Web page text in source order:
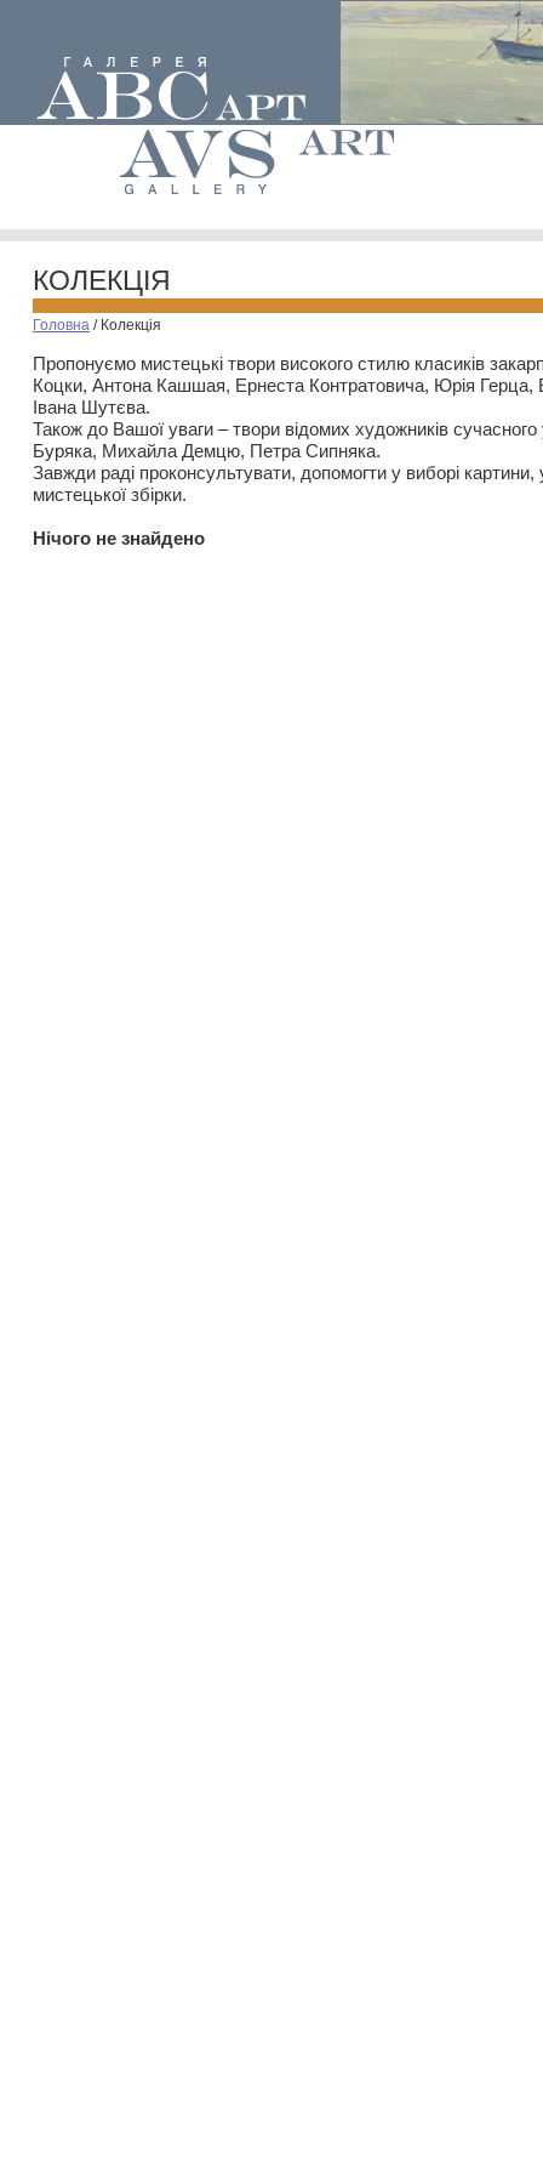
КОЛЕКЦІЯ
Головна / Колекція
Пропонуємо мистецькі твори високого стилю класиків
Коцки, Антона Кашшая, Ернеста Контратовича, Юрія
Івана Шутєва.
Також до Вашої уваги – твори відомих художників
Буряка, Михайла Демцю, Петра Сипняка.
Завжди раді проконсультувати, допомогти у виборі картини,
мистецької збірки.
Нiчого не знайдено